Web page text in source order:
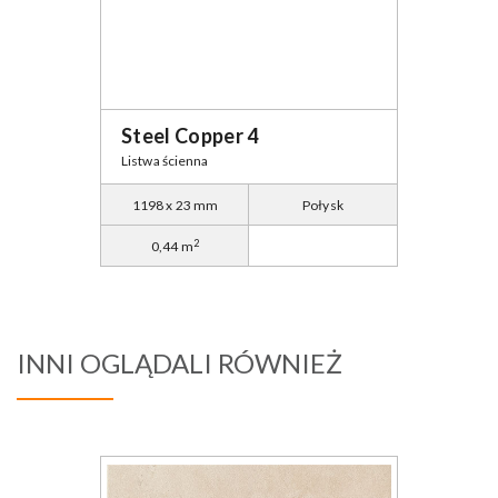
Steel Copper 4
Listwa ścienna
1198 x 23 mm Połysk
0,44 m2
INNI OGLĄDALI RÓWNIEŻ